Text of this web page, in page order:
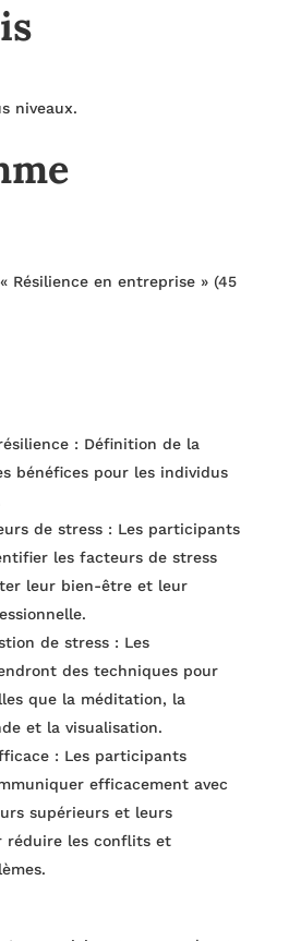
niveaux.
Résilience en entreprise » (45
: Définition de la
bénéfices pour les individus
de stress : Les participants
les facteurs de stress
leur bien-être et leur
de stress : Les
des techniques pour
que la méditation, la
et la visualisation.
: Les participants
efficacement avec
supérieurs et leurs
réduire les conflits et